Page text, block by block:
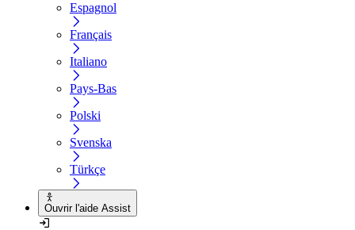
Espagnol
Français
Italiano
Pays-Bas
Polski
Svenska
Türkçe
Ouvrir l'aide Assist